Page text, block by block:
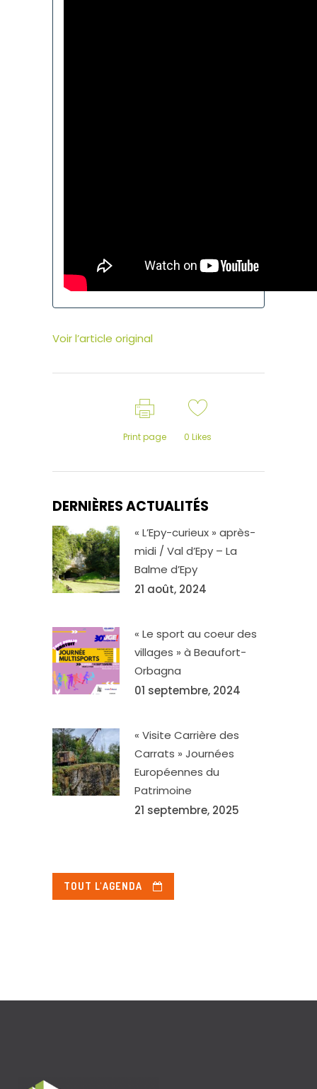
Voir l’article original
Print page 0 Likes
DERNIÈRES ACTUALITÉS
« L’Epy-curieux » après-
midi / Val d’Epy – La
Balme d’Epy
21 août, 2024
« Le sport au coeur des
villages » à Beaufort-
Orbagna
01 septembre, 2024
« Visite Carrière des
Carrats » Journées
Européennes du
Patrimoine
21 septembre, 2025
TOUT L'AGENDA